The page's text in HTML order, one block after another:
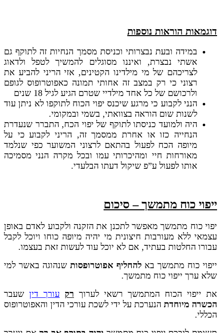
דוגמאות הוראות נוספות
במידה ובעת נבצרותי וכניסת מסמך הנחיות זה לתוקף גם
אשתי נבצרת, ואיננו מסוגלים להמשיך לטפל ולדאוג
לצריכהם של מי מילדינו הקטינים, אזי הריני להביע את
רצוני כי רק במצב זה אחותי תמונה כאפוטרופוס לגופם
ולרכושם של כל אחד מילדיי שטרם הגיע לגיל 18 שנים
הנני לקבוע כי מרגע שיכנס יפוי הכוח לתוקפו לא ניתן עוד
לשנות שום הוראה בצוואתי, בשמי ובמקומי.
היה ולמועד כניסתו לתוקף של יפוי הכח, התברר שנעדרת
הנחייה כזו או אחרת ממסמך זה, הריני לקבוע כי על
מיופה הכח לפעול בהתאם לרצוני המשוער כפי שנלמד
מאורחות חיי ומהיכרותי עמו ובכל מקרה הנני מסמיכה
אותו לפעול ע”פ שיקול דעתו הבלעדי.
ייפוי כוח מתמשך – סיכום
יפוי כוח מתמשך מאפשר לתכנן את הזקנה ולקבוע לאדם באופן
עצמאי ללא מעורבות חיצונית מי יהיה מיופה כוחו ויוכל לקבל
עבורו החלטות בעתיד, אם לא יוכל עוד לעשות זאת בעצמו.
ייפוי כוח מתמשך בא להחליף אפוטרופסות שנהוגה באשר למי
שלא ערך ייפוי כוח מתמשך.
את ייפוי הכוח המתמשך רשאי לערוך רק עורך דין שעבר
הכשרה מיוחדת הנערכת על ידי לשכת עורכי הדין והאפוטרופוס
הכללי.